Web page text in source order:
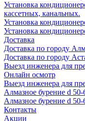
Установка
кассетных, канальных.
Установка
Установка
Доставка
Доставка по городу
Доставка по городу
Выезд инженера для
Онлайн осмотр
Выезд инженера для
Алмазное бурение d
Алмазное бурение d
Контакты
Акции